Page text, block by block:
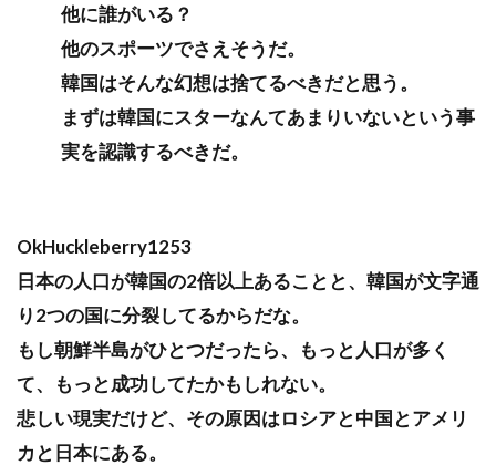
他に誰がいる？
他のスポーツでさえそうだ。
韓国はそんな幻想は捨てるべきだと思う。
まずは韓国にスターなんてあまりいないという事
実を認識するべきだ。
OkHuckleberry1253
日本の人口が韓国の2倍以上あることと、韓国が文字通
り2つの国に分裂してるからだな。
もし朝鮮半島がひとつだったら、もっと人口が多く
て、もっと成功してたかもしれない。
悲しい現実だけど、その原因はロシアと中国とアメリ
カと日本にある。